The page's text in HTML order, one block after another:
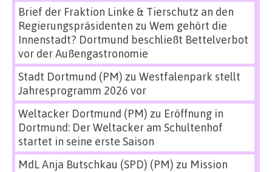
Brief der Fraktion Linke & Tierschutz an den
Regierungspräsidenten zu Wem gehört die
Innenstadt? Dortmund beschließt Bettelverbot
vor der Außengastronomie
Stadt Dortmund (PM) zu Westfalenpark stellt
Jahresprogramm 2026 vor
Weltacker Dortmund (PM) zu Eröffnung in
Dortmund: Der Weltacker am Schultenhof
startet in seine erste Saison
MdL Anja Butschkau (SPD) (PM) zu Mission